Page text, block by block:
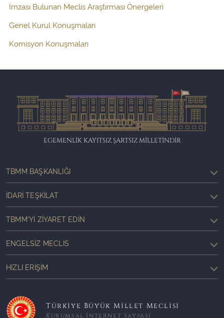
İmzası Bulunan Meclis Araştırması Önergeleri
Genel Kurul Konuşmaları
Komisyon Konuşmaları
EGEMENLİK KAYITSIZ ŞARTSIZ MİLLETİNDİR
TBMM BAŞKANLIĞI
İDARI TEŞKILAT
TBMM'YI ZIYARET EDIN
ENGELSIZ MECLIS
HIZLI ERIŞIM
Türkiye Büyük Millet Meclisi
Kurumsal İnternet Sayfası